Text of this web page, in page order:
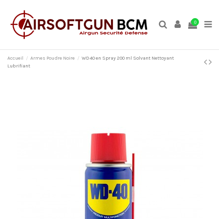
0
Accueil Armes Poudre Noire
WD40 en Spray 200 ml Solvant Nettoyant
Lubrifiant